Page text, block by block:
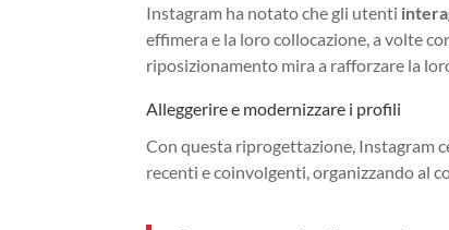
Instagram ha notato che gli utenti
effimera e la loro collocazione, a volte
riposizionamento mira a rafforzare la
Alleggerire e modernizzare i profili
Con questa riprogettazione, Instagram
recenti e coinvolgenti, organizzando al